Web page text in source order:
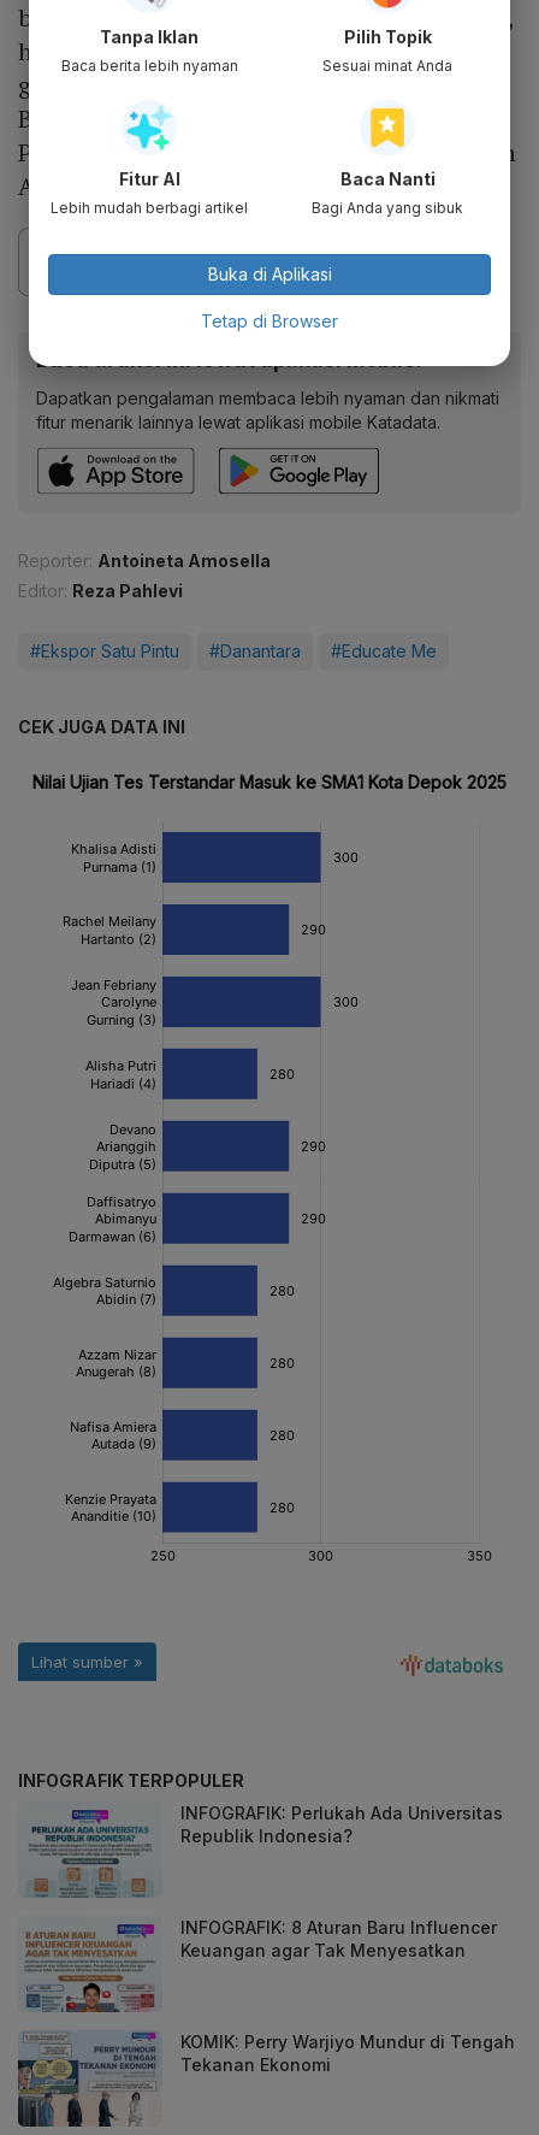
bisnis, perlambatan pengambilan keputusan,
hingga berkurangnya daya saing di pasar
global,” kata Wakil Ketua Umum Koordinator
Bidang Organisasi, Komunikasi, dan
Pemberdayaan Daerah Kadin Indonesia Erwin
Aksa kepadaKatadata.co.id , Jumat, 22 Mei.
Baca artikel ini lewat aplikasi mobile.
Dapatkan pengalaman membaca lebih nyaman dan nikmati
fitur menarik lainnya lewat aplikasi mobile Katadata.
Reporter: Antoineta Amosella
Editor: Reza Pahlevi
#Ekspor Satu Pintu #Danantara #Educate Me
CEK JUGA DATA INI
INFOGRAFIK TERPOPULER
INFOGRAFIK: Perlukah Ada Universitas
Republik Indonesia?
INFOGRAFIK: 8 Aturan Baru Influencer
Keuangan agar Tak Menyesatkan
KOMIK: Perry Warjiyo Mundur di Tengah
Tekanan Ekonomi
Tanpa Iklan
Baca berita lebih nyaman
Pilih Topik
Sesuai minat Anda
Fitur AI
Lebih mudah berbagi artikel
Baca Nanti
Bagi Anda yang sibuk
Buka di Aplikasi
Tetap di Browser